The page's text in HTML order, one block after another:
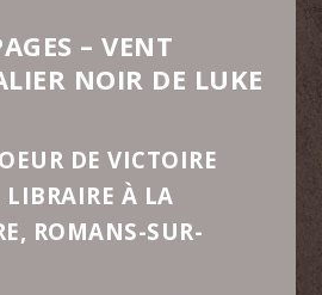
– VENT
NOIR DE LUKE
DE VICTOIRE
À LA
ROMANS-SUR-